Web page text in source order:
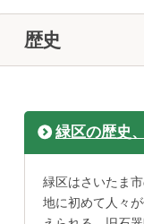
歴史
緑区の歴史
緑区はさいたま
地に初めて人々